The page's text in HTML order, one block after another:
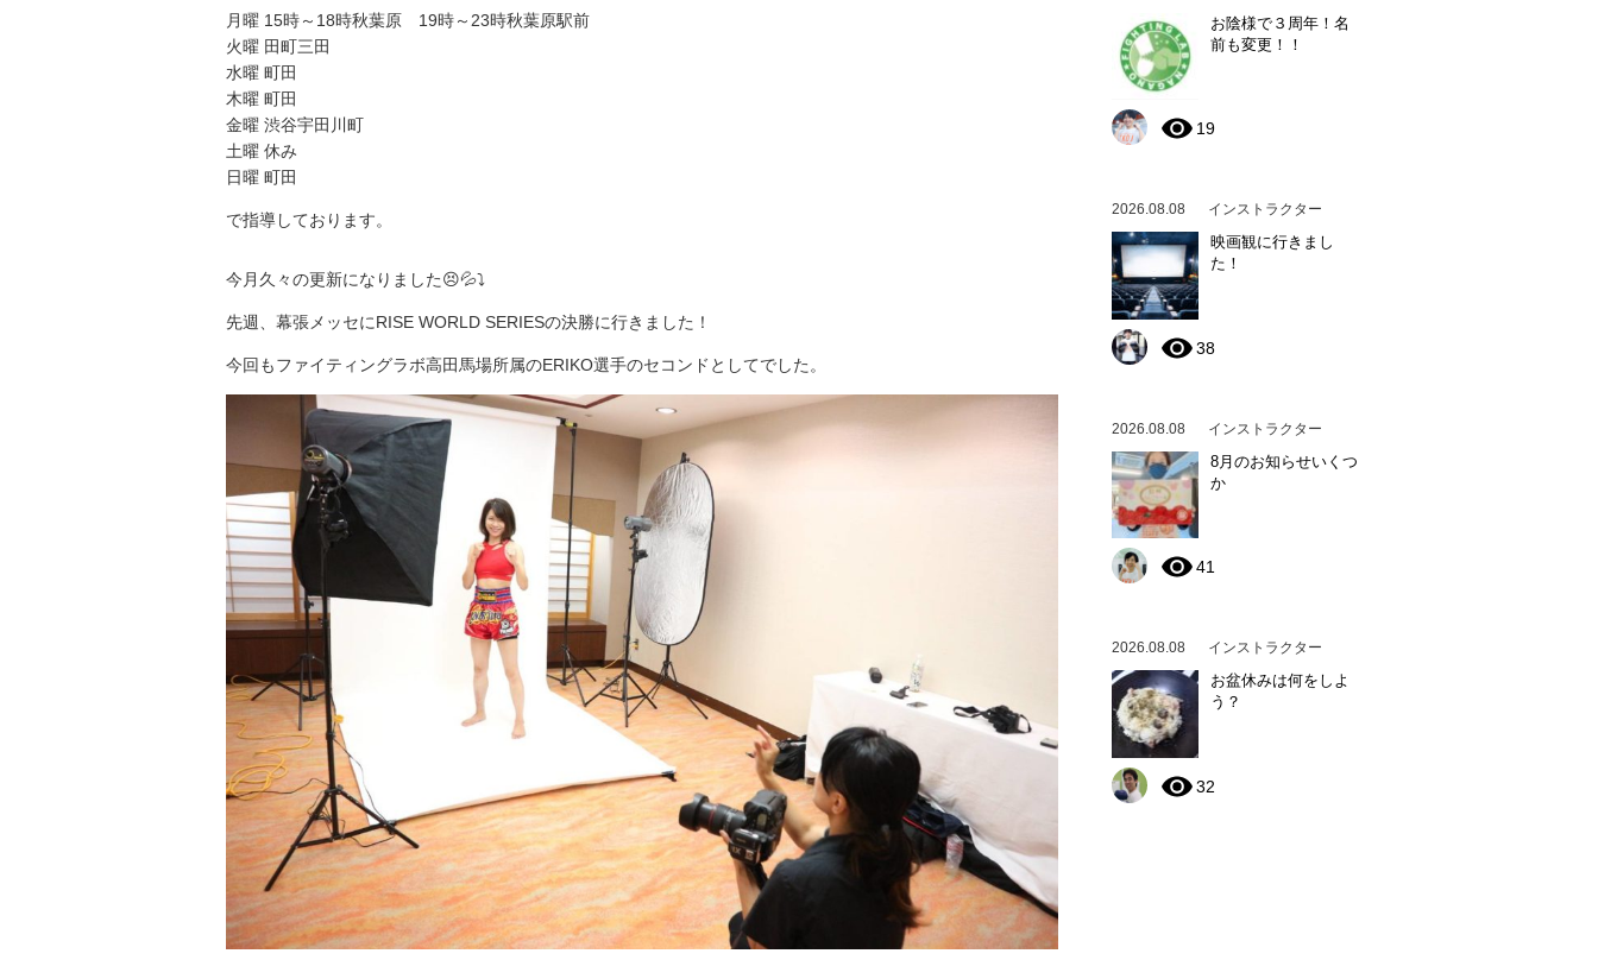
月曜 15時～18時秋葉原 19時～23時秋葉原駅前
火曜 田町三田
水曜 町田
木曜 町田
金曜 渋谷宇田川町
土曜 休み
日曜 町田
で指導しております。
今月久々の更新になりました😣💦⤵️
先週、幕張メッセにRISE WORLD SERIESの決勝に行きました！
今回もファイティングラボ高田馬場所属のERIKO選手のセコンドとしてでした。
お陰様で３周年！名
前も変更！！
19
2026.08.08 インストラクター
映画観に行きまし
た！
38
2026.08.08 インストラクター
8月のお知らせいくつ
か
41
2026.08.08 インストラクター
お盆休みは何をしよ
う？
32